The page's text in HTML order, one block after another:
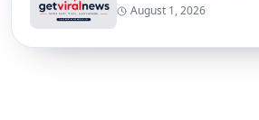
August 1, 2026